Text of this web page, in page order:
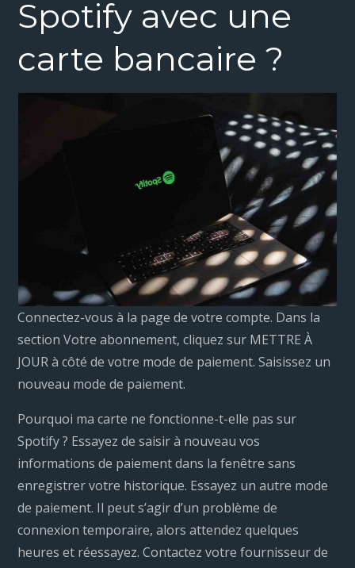
Spotify avec une
carte bancaire ?
Connectez-vous à la page de votre compte. Dans la
section Votre abonnement, cliquez sur METTRE À
JOUR à côté de votre mode de paiement. Saisissez un
nouveau mode de paiement.
Pourquoi ma carte ne fonctionne-t-elle pas sur
Spotify ? Essayez de saisir à nouveau vos
informations de paiement dans la fenêtre sans
enregistrer votre historique. Essayez un autre mode
de paiement. Il peut s’agir d’un problème de
connexion temporaire, alors attendez quelques
heures et réessayez. Contactez votre fournisseur de